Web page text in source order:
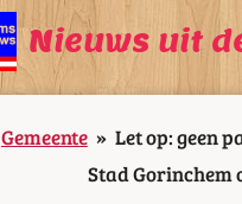
Nieuws uit
Gemeente » Let op: geen
Stad Gorinchem